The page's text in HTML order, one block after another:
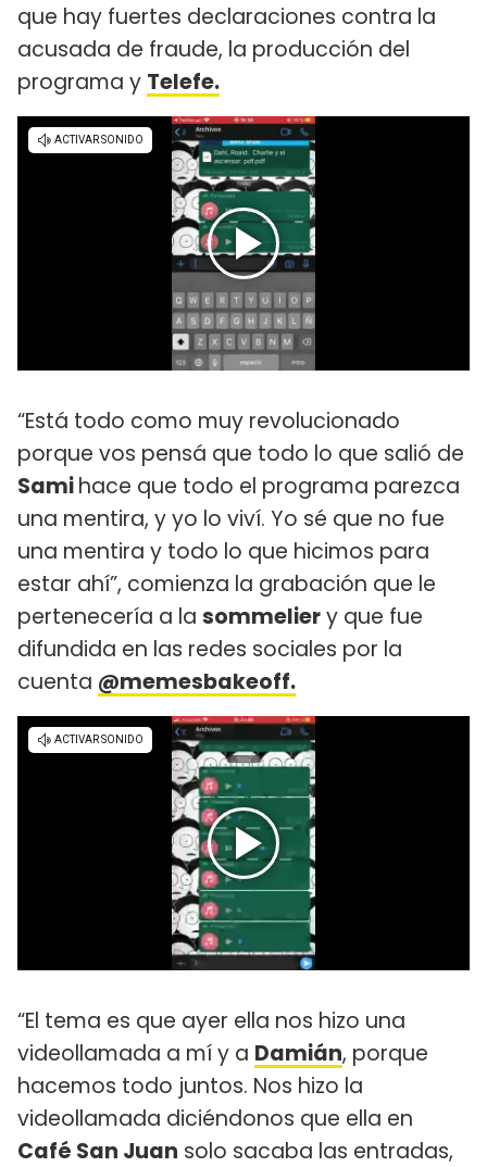
que hay fuertes declaraciones contra la
acusada de fraude, la producción del
programa y Telefe.
“Está todo como muy revolucionado
porque vos pensá que todo lo que salió de
Samihace que todo el programa parezca
una mentira, y yo lo viví. Yo sé que no fue
una mentira y todo lo que hicimos para
estar ahí”, comienza la grabación que le
pertenecería a la sommeliery que fue
difundida en las redes sociales por la
cuenta @memesbakeoff.
“El tema es que ayer ella nos hizo una
videollamada a mí y a Damián, porque
hacemos todo juntos. Nos hizo la
videollamada diciéndonos que ella en
Café San Juan solo sacaba las entradas,